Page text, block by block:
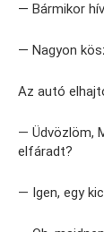
— Bármikor
— Nagyon
Az autó
— Üdvözlöm,
elfáradt?
— Igen, egy